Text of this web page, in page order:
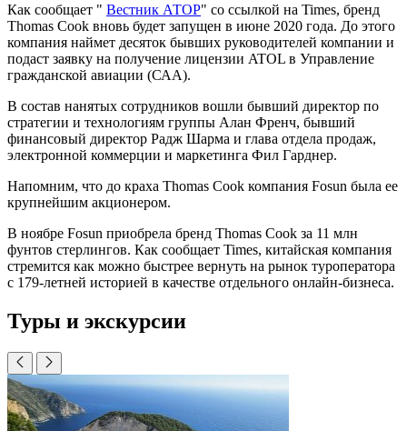
Как сообщает " Вестник АТОР" со ссылкой на Times, бренд
Thomas Cook вновь будет запущен в июне 2020 года. До этого
компания наймет десяток бывших руководителей компании и
подаст заявку на получение лицензии ATOL в Управление
гражданской авиации (САА).
В состав нанятых сотрудников вошли бывший директор по
стратегии и технологиям группы Алан Френч, бывший
финансовый директор Радж Шарма и глава отдела продаж,
электронной коммерции и маркетинга Фил Гарднер.
Напомним, что до краха Thomas Cook компания Fosun была ее
крупнейшим акционером.
В ноябре Fosun приобрела бренд Thomas Cook за 11 млн
фунтов стерлингов. Как сообщает Times, китайская компания
стремится как можно быстрее вернуть на рынок туроператора
с 179-летней историей в качестве отдельного онлайн-бизнеса.
Туры и экскурсии